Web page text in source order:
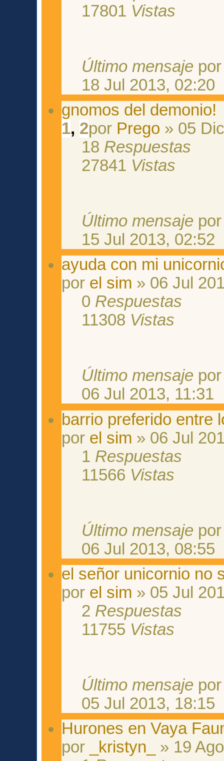
17801 Vistas
Último mensaje
18 Jul 2013, 02:20
gnomos del demonio!
1, 2por Prego » 05
18 Respuestas
27841 Vistas
Último mensaje
15 Jul 2013, 02:52
ayuda con mi
por el sim » 06 Jul
0 Respuestas
11308 Vistas
Último mensaje
06 Jul 2013, 11:31
barrio preferido entre
por el sim » 06 Jul
1 Respuestas
11566 Vistas
Último mensaje
06 Jul 2013, 08:55
el señor unicornio no
por el sim » 05 Jul
2 Respuestas
11755 Vistas
Último mensaje
05 Jul 2013, 18:15
Hurones en Vaya
por
_kristyn_
» 19